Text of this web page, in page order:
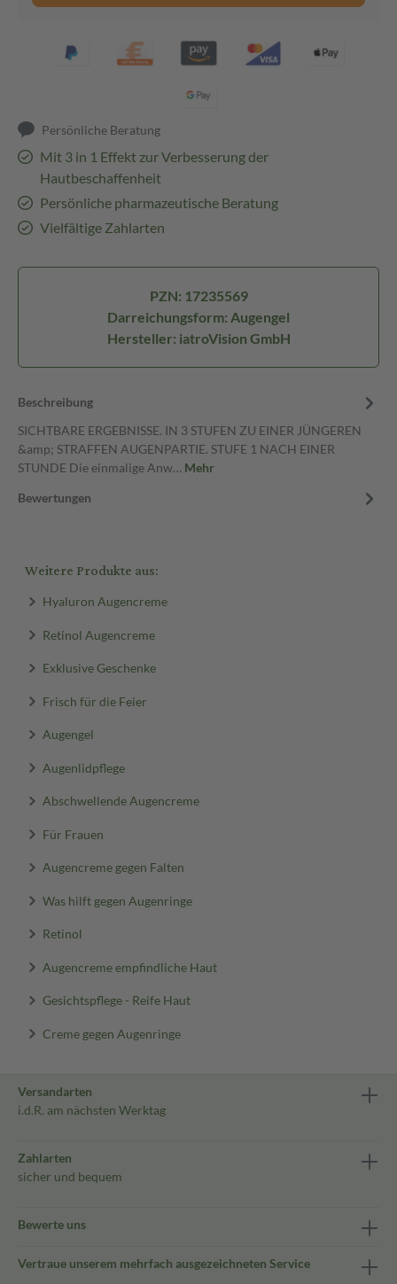
Persönliche Beratung
Mit 3 in 1 Effekt zur Verbesserung der
Hautbeschaffenheit
Persönliche pharmazeutische Beratung
Vielfältige Zahlarten
PZN: 17235569
Darreichungsform: Augengel
Hersteller: iatroVision GmbH
Beschreibung
SICHTBARE ERGEBNISSE. IN 3 STUFEN ZU EINER JÜNGEREN
&amp; STRAFFEN AUGENPARTIE. STUFE 1 NACH EINER
STUNDE Die einmalige Anw… Mehr
Bewertungen
Weitere Produkte aus:
Hyaluron Augencreme
Retinol Augencreme
Exklusive Geschenke
Frisch für die Feier
Augengel
Augenlidpflege
Abschwellende Augencreme
Für Frauen
Augencreme gegen Falten
Was hilft gegen Augenringe
Retinol
Augencreme empfindliche Haut
Gesichtspflege - Reife Haut
Creme gegen Augenringe
Versandarten
i.d.R. am nächsten Werktag
Zahlarten
sicher und bequem
Bewerte uns
Vertraue unserem mehrfach ausgezeichneten Service